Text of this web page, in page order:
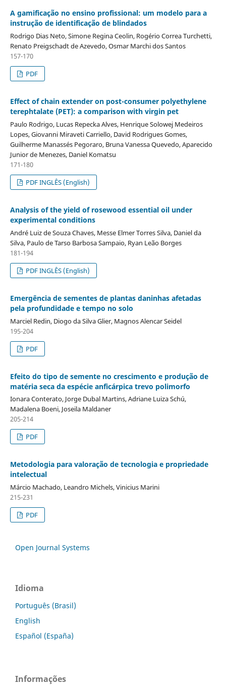
A gamificação no ensino profissional: um modelo para a
instrução de identificação de blindados
Rodrigo Dias Neto, Simone Regina Ceolin, Rogério Correa Turchetti,
Renato Preigschadt de Azevedo, Osmar Marchi dos Santos
157-170
PDF
Effect of chain extender on post-consumer polyethylene
terephtalate (PET): a comparison with virgin pet
Paulo Rodrigo, Lucas Repecka Alves, Henrique Solowej Medeiros
Lopes, Giovanni Miraveti Carriello, David Rodrigues Gomes,
Guilherme Manassés Pegoraro, Bruna Vanessa Quevedo, Aparecido
Junior de Menezes, Daniel Komatsu
171-180
PDF INGLÊS (English)
Analysis of the yield of rosewood essential oil under
experimental conditions
André Luiz de Souza Chaves, Messe Elmer Torres Silva, Daniel da
Silva, Paulo de Tarso Barbosa Sampaio, Ryan Leão Borges
181-194
PDF INGLÊS (English)
Emergência de sementes de plantas daninhas afetadas
pela profundidade e tempo no solo
Marciel Redin, Diogo da Silva Glier, Magnos Alencar Seidel
195-204
PDF
Efeito do tipo de semente no crescimento e produção de
matéria seca da espécie anficárpica trevo polimorfo
Ionara Conterato, Jorge Dubal Martins, Adriane Luiza Schú,
Madalena Boeni, Joseila Maldaner
205-214
PDF
Metodologia para valoração de tecnologia e propriedade
intelectual
Márcio Machado, Leandro Michels, Vinicius Marini
215-231
PDF
Open Journal Systems
Idioma
Português (Brasil)
English
Español (España)
Informações